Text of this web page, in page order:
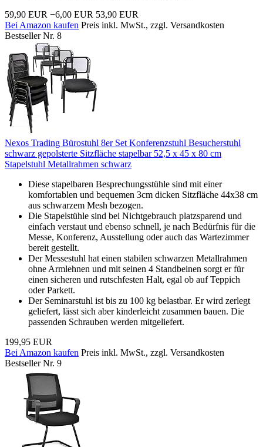
59,90 EUR −6,00 EUR 53,90 EUR
Bei Amazon kaufen Preis inkl. MwSt., zzgl. Versandkosten
Bestseller Nr. 8
Nexos Trading Bürostuhl 8er Set Konferenzstuhl Besucherstuhl
schwarz gepolsterte Sitzfläche stapelbar 52,5 x 45 x 80 cm
Stapelstuhl Metallrahmen schwarz
Diese stapelbaren Besprechungsstühle sind mit einer
komfortablen und bequemen 3cm dicken Sitzfläche 44x38 cm
aus schwarzem Mesh bezogen.
Die Stapelstühle sind bei Nichtgebrauch platzsparend und
einfach verstaut und ebenso schnell, je nach Bedürfnis für die
Messe, Konferenz, Ausstellung oder auch das Wartezimmer
bereit gestellt.
Der Messestuhl hat einen stabilen schwarzen Metallrahmen
ohne Armlehnen und mit seinen 4 Standbeinen sorgt er für
einen sicheren und rutschfesten Halt, egal ob auf Teppich
oder Parkett.
Der Seminarstuhl ist bis zu 100 kg belastbar. Er wird zerlegt
geliefert, lässt sich aber kinderleicht zusammen bauen. Die
passenden Schrauben werden mitgeliefert.
199,95 EUR
Bei Amazon kaufen Preis inkl. MwSt., zzgl. Versandkosten
Bestseller Nr. 9